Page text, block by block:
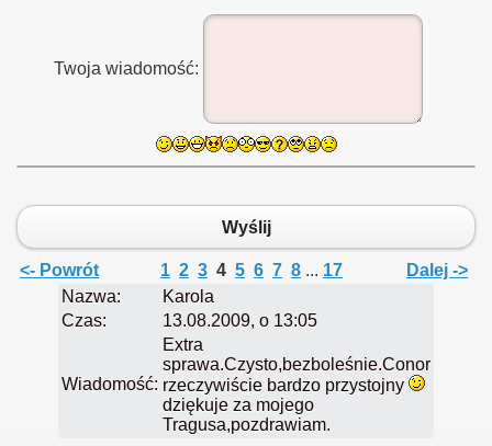
Twoja wiadomość:
Wyślij
<- Powrót 1 2 3 4 5 6 7 8 ... 17
Dalej ->
Nazwa:
Karola
Czas:
13.08.2009, o 13:05
Wiadomość:
Extra
sprawa.Czysto,bezboleśnie.Conor
rzeczywiście bardzo przystojny
dziękuje za mojego
Tragusa,pozdrawiam.